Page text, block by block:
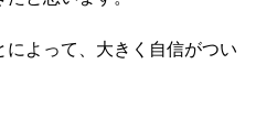
よって、大きく自信がつい